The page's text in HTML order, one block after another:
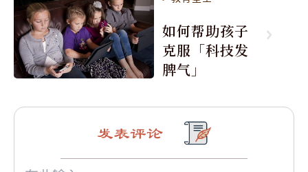
如何帮助孩子
克服「科技发
脾气」
发表评论